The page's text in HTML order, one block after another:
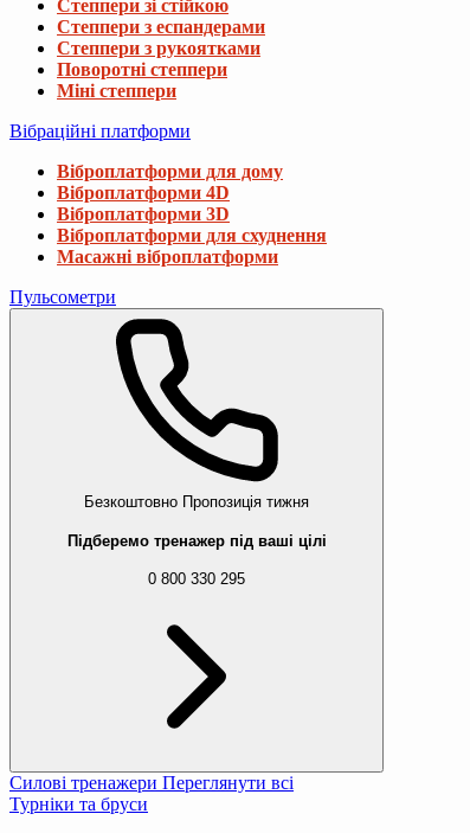
Степпери зі стійкою
Степпери з еспандерами
Степпери з рукоятками
Поворотні степпери
Міні степпери
Вібраційні платформи
Віброплатформи для дому
Віброплатформи 4D
Віброплатформи 3D
Віброплатформи для схуднення
Масажні віброплатформи
Пульсометри
Безкоштовно Пропозиція тижня
Підберемо тренажер під ваші цілі
0 800 330 295
Силові тренажери Переглянути всі
Турніки та бруси